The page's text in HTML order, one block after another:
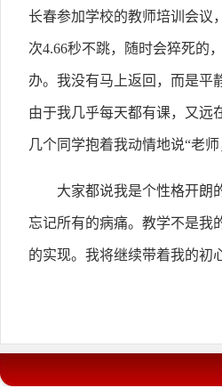
长春参加学校的教师培训会议
次4.66秒不跳，随时会猝死的
办。我没有马上返回，而是平
由于我几乎每天都有课，又远
几个同学抱着我动情地说“老
大家都说我是个性格开朗
忘记所有的病痛。教学不是我
的实现。我将继续带着我的初